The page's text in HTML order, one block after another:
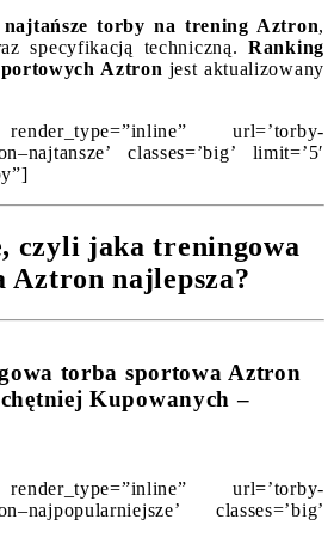
najtańsze torby na trening Aztron,
specyfikacją techniczną.Ranking
Aztron jest aktualizowany
url=’torby-
classes=’big’ limit=’5′
czyli jaka treningowa
Aztron najlepsza?
torba sportowa Aztron
Kupowanych –
url=’torby-
classes=’big’